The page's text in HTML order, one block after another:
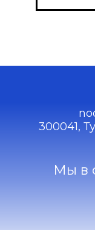
300041,
Мы в